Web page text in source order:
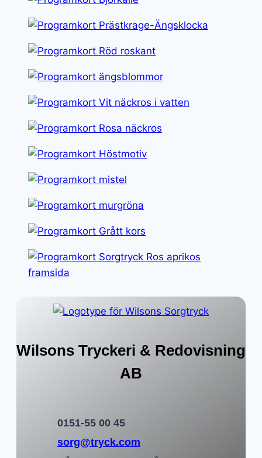
Wilsons Tryckeri & Redovisning
AB
0151-55 00 45
sorg@tryck.com